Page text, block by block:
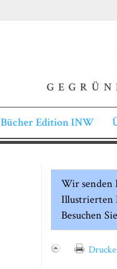
Bücher Edition INW
Wir senden
Illustrierten
Besuchen